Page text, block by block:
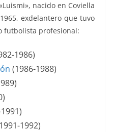
nacido en Coviella
exdelantero que tuvo
futbolista profesional:
1986)
(1986-1988)
1992)